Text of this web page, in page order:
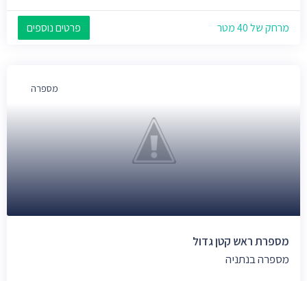
מרחק של 40 מטר פרטים נוספים
מספרה
מספרת ראש קטן גדול
מספרה בנתניה